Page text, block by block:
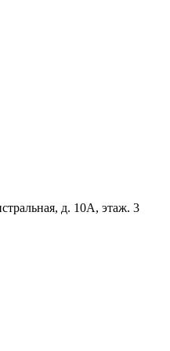
д. 10А, этаж. 3